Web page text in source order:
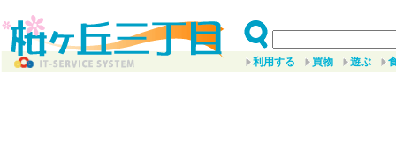
利用する 買物 遊ぶ